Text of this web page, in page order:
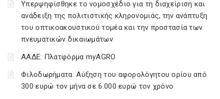
Υπερψηφίσθηκε το νομοσχέδιο για τη διαχείριση και
ανάδειξη της πολιτιστικής κληρονομιάς, την ανάπτυξη
του οπτικοακουστικού τομέα και την προστασία των
πνευματικών δικαιωμάτων
ΑΑΔΕ: Πλατφόρμα myAGRO
Φιλοδωρήματα: Αύξηση του αφορολόγητου ορίου από
300 ευρώ τον μήνα σε 6.000 ευρώ τον χρόνο